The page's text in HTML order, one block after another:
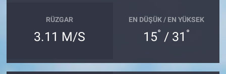
RÜZGAR
3.11 M/S
EN DÜŞÜK / EN YÜKSEK
15° / 31 °